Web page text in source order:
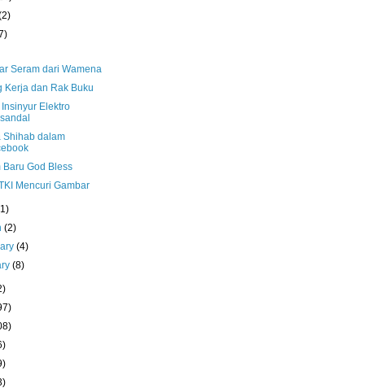
Seram dari Wamena
Kerja dan Rak Buku
Insinyur Elektro
Shihab dalam
Baru God Bless
Mencuri Gambar
(2)
(4)
(8)